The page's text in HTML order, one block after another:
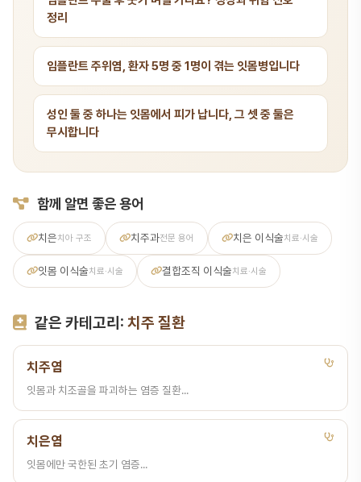
정리
임플란트 주위염, 환자 5명 중 1명이 겪는 잇몸병입니다
성인 둘 중 하나는 잇몸에서 피가 납니다, 그 셋 중 둘은
무시합니다
함께 알면 좋은 용어
치은치아 구조 치주과전문 용어 치은 이식술치료·시술
잇몸 이식술치료·시술 결합조직 이식술치료·시술
같은 카테고리: 치주 질환
치주염
잇몸과 치조골을 파괴하는 염증 질환...
치은염
잇몸에만 국한된 초기 염증...